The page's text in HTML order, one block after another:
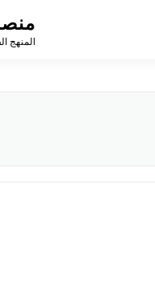
المنهج